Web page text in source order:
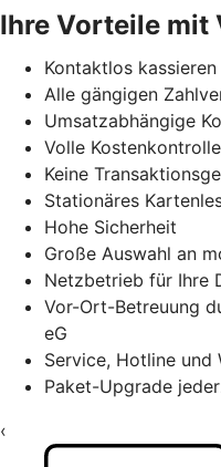
Ihre Vorteile mit
Kontaktlos kassieren
Alle gängigen
Umsatzabhängige
Volle
Keine
Stationäres
Hohe Sicherheit
Große Auswahl an
Netzbetrieb für Ihre
Vor-Ort-Betreuung
eG
Service, Hotline und
Paket-Upgrade
‹